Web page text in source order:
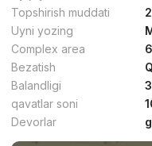
Topshirish muddati
Uyni yozing
Complex area
Bezatish
Balandligi
qavatlar soni
Devorlar